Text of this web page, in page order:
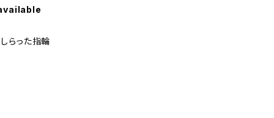
らった指輪